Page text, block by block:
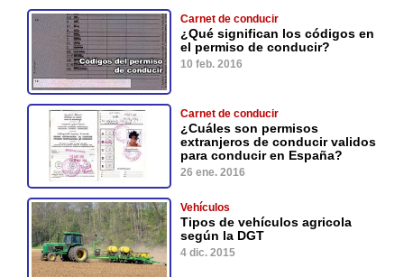
Carnet de conducir
¿Qué significan los códigos en
el permiso de conducir?
10 feb. 2016
Carnet de conducir
¿Cuáles son permisos
extranjeros de conducir validos
para conducir en España?
26 ene. 2016
Vehículos
Tipos de vehículos agricola
según la DGT
4 dic. 2015